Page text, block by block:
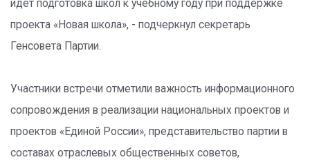
идет подготовка школ к учебному году при поддержке
проекта «Новая школа», - подчеркнул секретарь
Генсовета Партии.
Участники встречи отметили важность информационного
сопровождения в реализации национальных проектов и
проектов «Единой России», представительство партии в
составах отраслевых общественных советов,